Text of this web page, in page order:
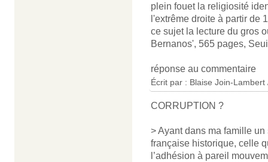
plein fouet la religiosité
l'extrême droite à partir de
ce sujet la lecture du gros
Bernanos', 565 pages,
réponse au commentaire
Écrit par : Blaise Join-Lambert
CORRUPTION ?
> Ayant dans ma famille un
française historique, celle
l’adhésion à pareil